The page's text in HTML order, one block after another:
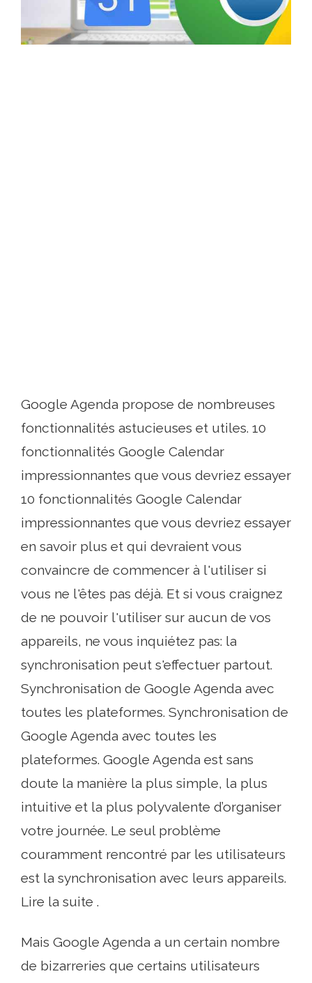
Google Agenda propose de nombreuses
fonctionnalités astucieuses et utiles. 10
fonctionnalités Google Calendar
impressionnantes que vous devriez essayer
10 fonctionnalités Google Calendar
impressionnantes que vous devriez essayer
en savoir plus et qui devraient vous
convaincre de commencer à l'utiliser si
vous ne l'êtes pas déjà. Et si vous craignez
de ne pouvoir l'utiliser sur aucun de vos
appareils, ne vous inquiétez pas: la
synchronisation peut s'effectuer partout.
Synchronisation de Google Agenda avec
toutes les plateformes. Synchronisation de
Google Agenda avec toutes les
plateformes. Google Agenda est sans
doute la manière la plus simple, la plus
intuitive et la plus polyvalente d’organiser
votre journée. Le seul problème
couramment rencontré par les utilisateurs
est la synchronisation avec leurs appareils.
Lire la suite .
Mais Google Agenda a un certain nombre
de bizarreries que certains utilisateurs